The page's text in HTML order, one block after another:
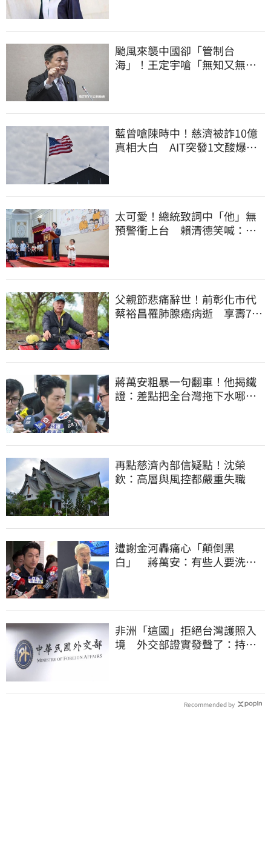
颱風來襲中國卻「管制台
海」！王定宇嗆「無知又無
藍曾嗆陳時中！慈濟被詐10億
真相大白 AIT突發1文酸爆…
太可愛！總統致詞中「他」無
預警衝上台 賴清德笑喊：卸
父親節悲痛辭世！前彰化市代
蔡裕昌罹肺腺癌病逝 享壽71
蔣萬安粗暴一句翻車！他揭鐵
證：差點把全台灣拖下水哪時
再點慈濟內部信疑點！沈榮
欽：高層與風控都嚴重失職
遭謝金河轟痛心「顛倒黑
白」 蔣萬安：有些人要洗人
非洲「這國」拒絕台灣護照入
境 外交部證實發聲了：持續
Recommended by